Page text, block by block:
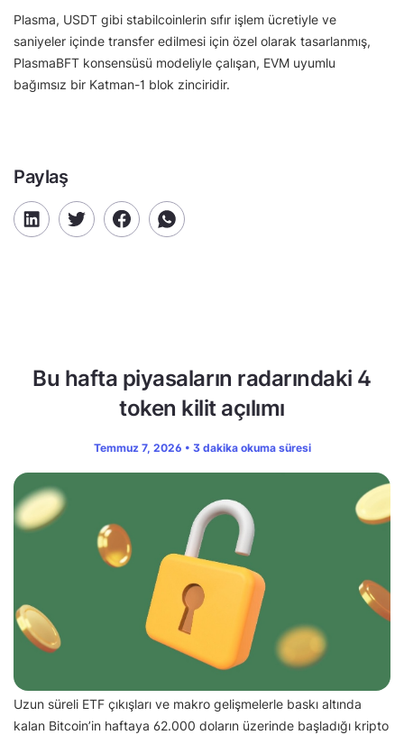
Plasma, USDT gibi stabilcoinlerin sıfır işlem ücretiyle ve
saniyeler içinde transfer edilmesi için özel olarak tasarlanmış,
PlasmaBFT konsensüsü modeliyle çalışan, EVM uyumlu
bağımsız bir Katman-1 blok zinciridir.
Paylaş
Bu hafta piyasaların radarındaki 4
token kilit açılımı
Temmuz 7, 2026 • 3 dakika okuma süresi
Uzun süreli ETF çıkışları ve makro gelişmelerle baskı altında
kalan Bitcoin’in haftaya 62.000 doların üzerinde başladığı kripto